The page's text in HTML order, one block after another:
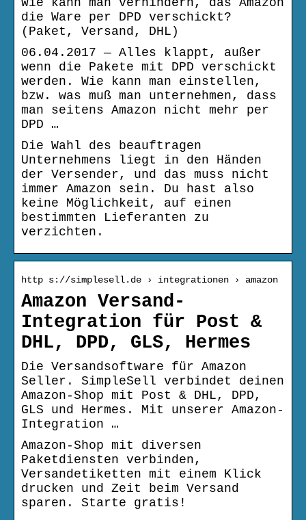
Wie kann man verhindern, das Amazon
die Ware per DPD verschickt?
(Paket, Versand, DHL)
06.04.2017 — Alles klappt, außer
wenn die Pakete mit DPD verschickt
werden. Wie kann man einstellen,
bzw. was muß man unternehmen, dass
man seitens Amazon nicht mehr per
DPD …
Die Wahl des beauftragen
Unternehmens liegt in den Händen
der Versender, und das muss nicht
immer Amazon sein. Du hast also
keine Möglichkeit, auf einen
bestimmten Lieferanten zu
verzichten.
http s://simplesell.de › integrationen › amazon
Amazon Versand-
Integration für Post &
DHL, DPD, GLS, Hermes
Die Versandsoftware für Amazon
Seller. SimpleSell verbindet deinen
Amazon-Shop mit Post & DHL, DPD,
GLS und Hermes. Mit unserer Amazon-
Integration …
Amazon-Shop mit diversen
Paketdiensten verbinden,
Versandetiketten mit einem Klick
drucken und Zeit beim Versand
sparen. Starte gratis!